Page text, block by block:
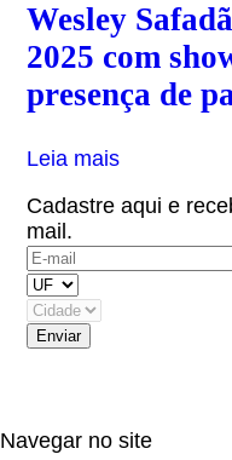
Wesley
2025 com
presença de
Leia mais
Cadastre aqui e
mail.
Navegar no site